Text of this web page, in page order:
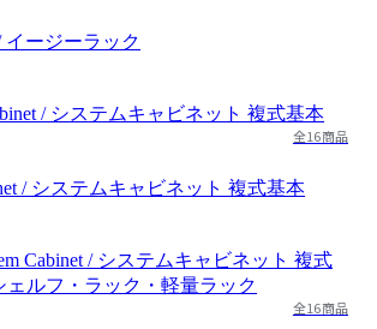
イージーラック
全16商品
/ システムキャビネット 複式基本
全16商品